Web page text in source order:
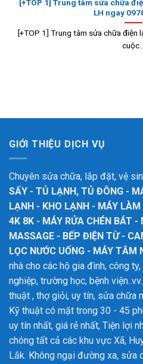
[+TOP 1] Trung tâm sửa chữa
LH ngay
[+TOP 1] Trung tâm sửa chữa điện
GIỚI THIỆU DỊCH VỤ
Chuyên sửa chữa, lắp đặt, vệ
SẤY - TỦ LẠNH, TỦ ĐÔNG -
LẠNH - KHO LẠNH - MÁY
4K 8K - MÁY RỬA CHÉN BÁT -
MASSAGE - BẾP ĐIỆN TỪ -
LỌC NƯỚC UỐNG - MÁY TẮM
nhà cho các hộ gia đình, công
nghiệp, trường học, bệnh
thuật , thợ giỏi, uy tín, sửa chữa
Kỹ thuật có mặt trong 30 - 45
uy tín nhất, giá rẻ nhất, Tiện lợi
chóng tất cả các khu vực Xã,
Lắk. Không ngại đường xa, sửa